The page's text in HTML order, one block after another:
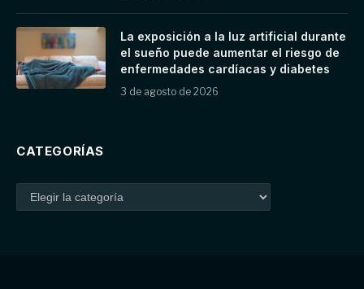
La exposición a la luz artificial durante
el sueño puede aumentar el riesgo de
enfermedades cardíacas y diabetes
3 de agosto de 2026
CATEGORÍAS